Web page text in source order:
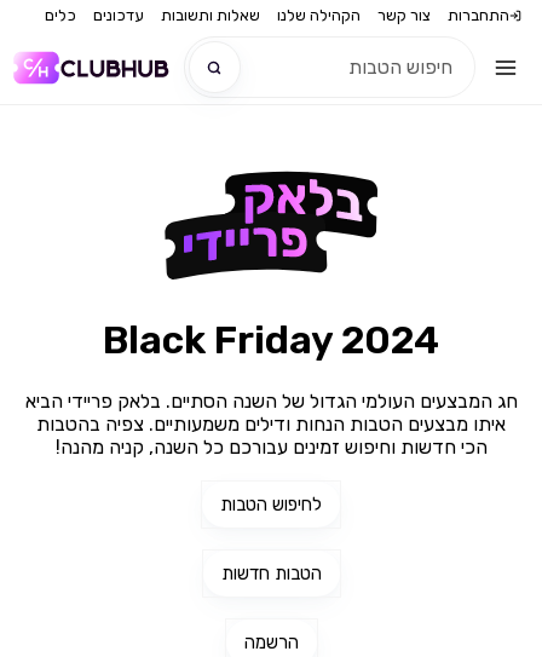
התחברות צור קשר הקהילה שלנו שאלות ותשובות עדכונים כלים
חדש
Black Friday 2024
חג המבצעים העולמי הגדול של השנה הסתיים. בלאק פריידי הביא
איתו מבצעים הטבות הנחות ודילים משמעותיים. צפיה בהטבות
הכי חדשות וחיפוש זמינים עבורכם כל השנה, קניה מהנה!
לחיפוש הטבות
הטבות חדשות
הרשמה